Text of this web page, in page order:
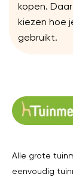
kopen.
kiezen hoe
gebruikt.
Alle grote
eenvoudig